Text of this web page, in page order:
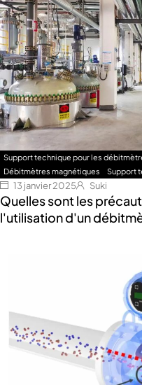
Support technique pour les
Débitmètres magnétiques
Support
13 janvier 2025 Suki
Quelles sont les
l'utilisation d'un